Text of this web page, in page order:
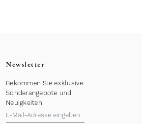
Newsletter
Bekommen Sie exklusive
Sonderangebote und
Neuigkeiten